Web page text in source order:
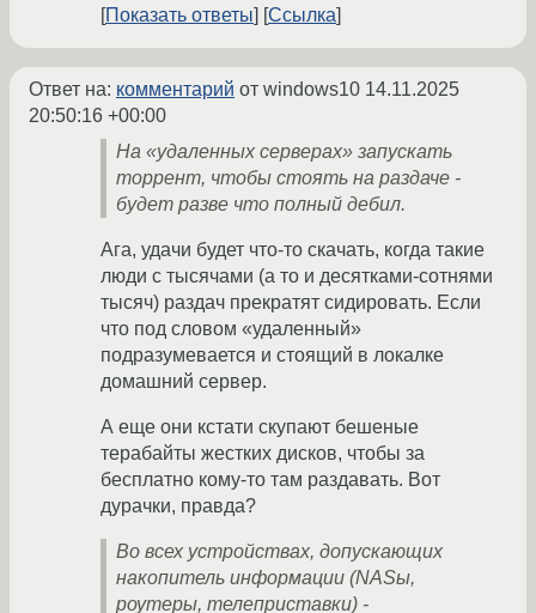
Показать ответы Ссылка
Ответ на: комментарий от windows10 14.11.2025
20:50:16 +00:00
На «удаленных серверах» запускать
торрент, чтобы стоять на раздаче -
будет разве что полный дебил.
Ага, удачи будет что-то скачать, когда такие
люди с тысячами (а то и десятками-сотнями
тысяч) раздач прекратят сидировать. Если
что под словом «удаленный»
подразумевается и стоящий в локалке
домашний сервер.
А еще они кстати скупают бешеные
терабайты жестких дисков, чтобы за
бесплатно кому-то там раздавать. Вот
дурачки, правда?
Во всех устройствах, допускающих
накопитель информации (NASы,
роутеры, телеприставки) -